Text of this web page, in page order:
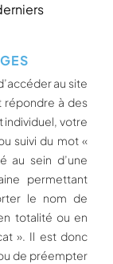
au site
répondre à des
individuel, votre
suivi du mot «
au sein d’une
permettant
le nom de
totalité ou en
». Il est donc
de préempter